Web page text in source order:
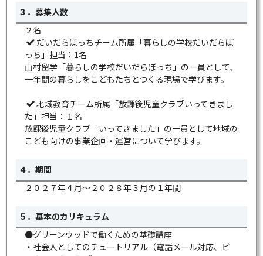
３．募集人数
２名
だいだらぼっちチーム所属「暮らしの学校だいだらぼ
っち」担当：1名
山村留学「暮らしの学校だいだらぼっち」の一員として、
一年間の暮らしをこどもたちとつくる現場で学びます。
地域教育チーム所属「放課後児童クラブいってきまし
た」担当：１名
放課後児童クラブ「いってきました」の一員として地域の
こども向けの事業企画・運営について学びます。
４．期間
２０２７年４月～２０２８年３月の１年間
５．基本のカリキュラム
●グリーンウッドで働くための基礎講座
・社会人としてのチュートリアル（電話メール対応、ビ